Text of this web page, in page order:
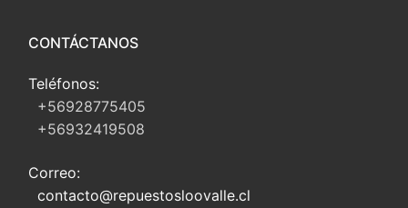
CONTÁCTANOS
Teléfonos:
+56928775405
+56932419508
Correo:
contacto@repuestosloovalle.cl